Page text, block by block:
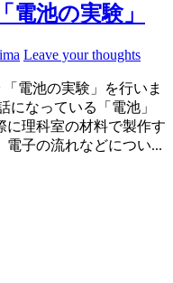
電池の実験」
Leave your thoughts
電池の実験」を行いま
になっている「電池」
に理科室の材料で製作す
電子の流れなどについ...